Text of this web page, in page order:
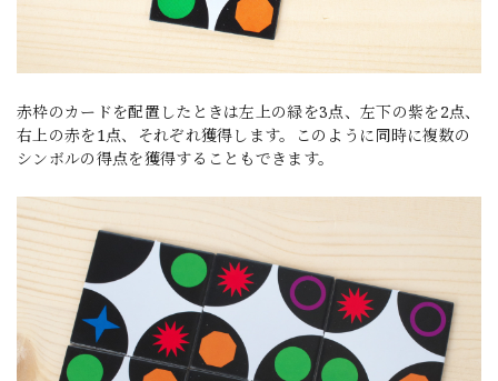
赤枠のカードを配置したときは左上の緑を3点、左下の紫を2点、
右上の赤を1点、それぞれ獲得します。このように同時に複数の
シンボルの得点を獲得することもできます。